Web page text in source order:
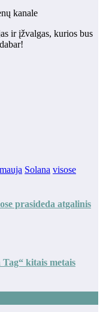
kanale
ir įžvalgas, kurios bus
Solana visose
prasideda atgalinis
kitais metais